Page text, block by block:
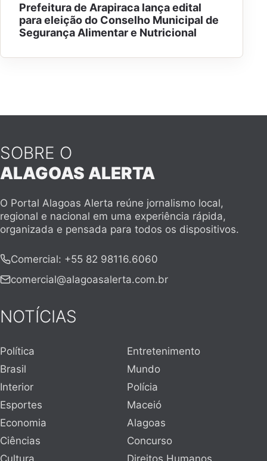
Prefeitura de Arapiraca lança edital
para eleição do Conselho Municipal de
Segurança Alimentar e Nutricional
SOBRE O
ALAGOAS ALERTA
O Portal Alagoas Alerta reúne jornalismo local,
regional e nacional em uma experiência rápida,
organizada e pensada para todos os dispositivos.
Comercial: +55 82 98116.6060
comercial@alagoasalerta.com.br
NOTÍCIAS
Política
Entretenimento
Brasil
Mundo
Interior
Polícia
Esportes
Maceió
Economia
Alagoas
Ciências
Concurso
Cultura
Direitos Humanos